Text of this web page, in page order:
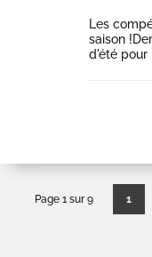
Les
saison
d'été pour
Page 1 sur 9 1